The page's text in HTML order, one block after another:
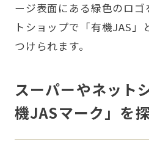
ージ表面にある緑色のロ
トショップで「有機JAS」
つけられます。
スーパーやネット
機JASマーク」を